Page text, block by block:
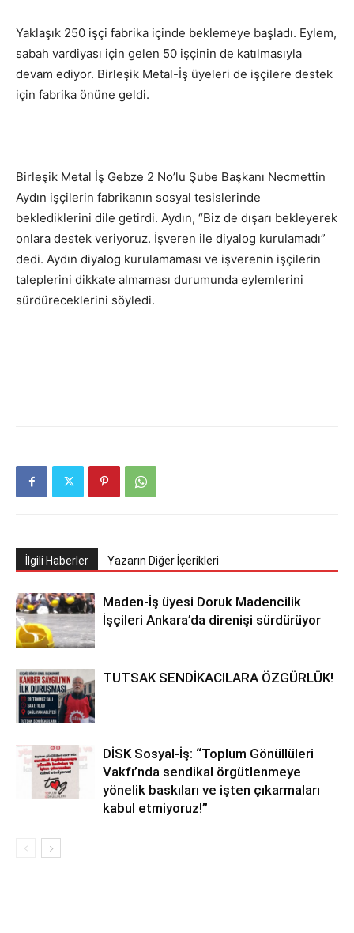
Yaklaşık 250 işçi fabrika içinde beklemeye başladı. Eylem,
sabah vardiyası için gelen 50 işçinin de katılmasıyla
devam ediyor. Birleşik Metal-İş üyeleri de işçilere destek
için fabrika önüne geldi.
Birleşik Metal İş Gebze 2 No’lu Şube Başkanı Necmettin
Aydın işçilerin fabrikanın sosyal tesislerinde
beklediklerini dile getirdi. Aydın, “Biz de dışarı bekleyerek
onlara destek veriyoruz. İşveren ile diyalog kurulamadı”
dedi. Aydın diyalog kurulamaması ve işverenin işçilerin
taleplerini dikkate almaması durumunda eylemlerini
sürdüreceklerini söyledi.
İlgili Haberler Yazarın Diğer İçerikleri
Maden-İş üyesi Doruk Madencilik
İşçileri Ankara’da direnişi sürdürüyor
TUTSAK SENDİKACILARA ÖZGÜRLÜK!
DİSK Sosyal-İş: “Toplum Gönüllüleri
Vakfı’nda sendikal örgütlenmeye
yönelik baskıları ve işten çıkarmaları
kabul etmiyoruz!”